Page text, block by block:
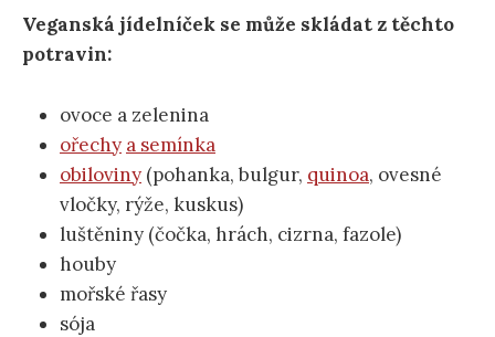
Veganská jídelníček se může skládat z těchto
potravin:
ovoce a zelenina
ořechy a semínka
obiloviny (pohanka, bulgur, quinoa, ovesné
vločky, rýže, kuskus)
luštěniny (čočka, hrách, cizrna, fazole)
houby
mořské řasy
sója